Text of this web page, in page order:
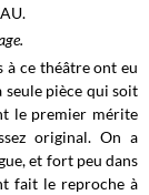
à ce théâtre ont eu
seule pièce qui soit
le premier mérite
original. On a
et fort peu dans
fait le reproche à